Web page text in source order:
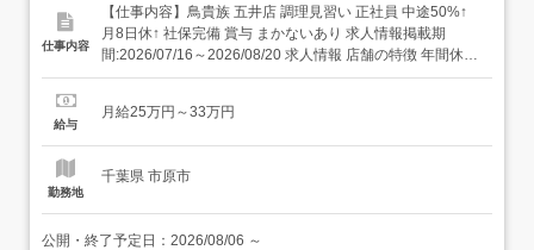
仕事内容
【仕事内容】鳥貴族 五井店 調理見習い 正社員 中途50%↑
月8日休↑ 社保完備 賞与 まかないあり 求人情報掲載期
間:2026/07/16～2026/08/20 求人情報 店舗の特徴 年間休日
112日の焼鳥居酒屋 住 所 千葉県 市原市 五井中央西1-2-2
線 五井駅 西口徒歩1分 ...
給与
月給25万円～33万円
勤務地
千葉県 市原市
公開・終了予定日： 2026/08/06 ～